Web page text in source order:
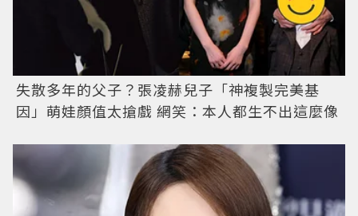
失散多年的父子？張凌赫兒子「神複製完美基
因」萌娃顏值太搶戲 網笑：本人都生不出這麼像